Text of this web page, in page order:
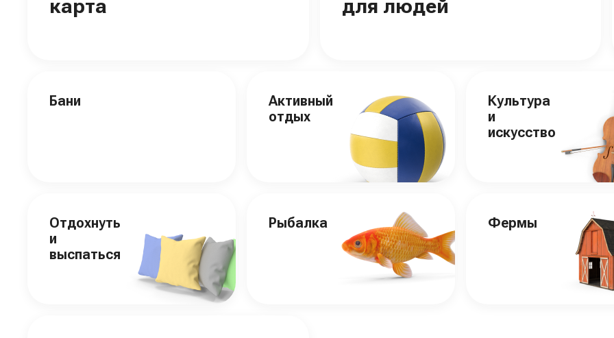
карта
для людей
Бани
Активный
отдых
Культура
и
искусство
Отдохнуть
и
выспаться
Рыбалка Фермы